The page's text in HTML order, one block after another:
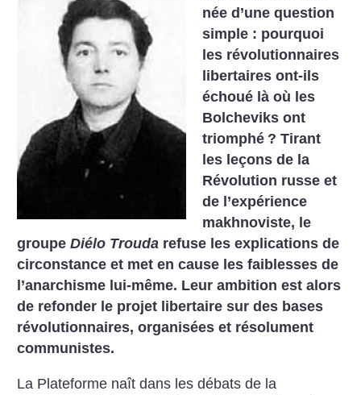
née d’une question
simple : pourquoi
les révolutionnaires
libertaires ont-ils
échoué là où les
Bolcheviks ont
triomphé ? Tirant
les leçons de la
Révolution russe et
de l’expérience
makhnoviste, le
groupeDiélo Trouda refuse les explications de
circonstance et met en cause les faiblesses de
l’anarchisme lui-même. Leur ambition est alors
de refonder le projet libertaire sur des bases
révolutionnaires, organisées et résolument
communistes.
La Plateforme naît dans les débats de la